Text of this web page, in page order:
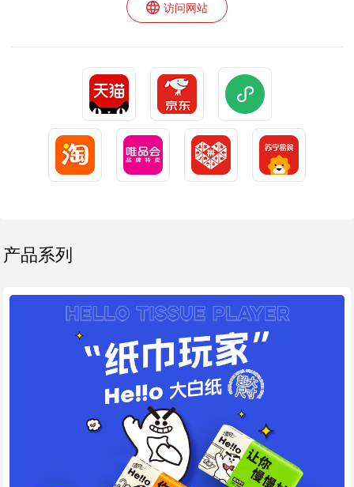
访问网站
产品系列